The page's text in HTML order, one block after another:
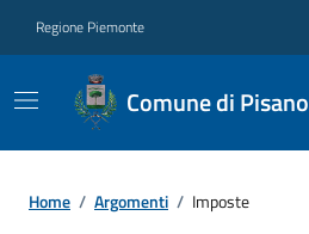
Regione Piemonte
Comune di Pisano
Home / Argomenti / Imposte